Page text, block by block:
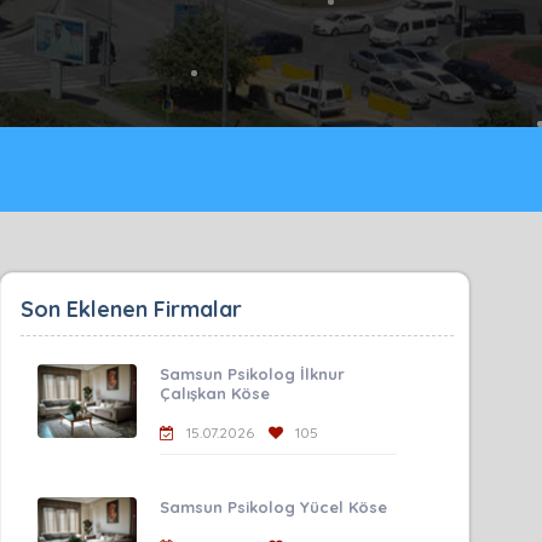
Son Eklenen Firmalar
Samsun Psikolog İlknur
Çalışkan Köse
15.07.2026 105
Samsun Psikolog Yücel Köse